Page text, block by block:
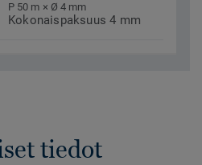
P 50 m × Ø 4 mm
Kokonaispaksuus 4 mm
tiedot